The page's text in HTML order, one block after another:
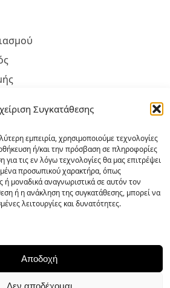
Συγκατάθεσης
εμπειρία, χρησιμοποιούμε τεχνολογίες
ή/και την πρόσβαση σε πληροφορίες
τις εν λόγω τεχνολογίες θα μας επιτρέψει
προσωπικού χαρακτήρα, όπως
μοναδικά αναγνωριστικά σε αυτόν τον
ή η ανάκληση της συγκατάθεσης, μπορεί να
λειτουργίες και δυνατότητες.
Αποδοχή
Δεν αποδέχομαι
και Αντικαταβολής
– GDPR